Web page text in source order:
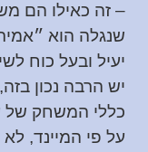
– זה כאילו הם
שנגלה הוא
יעיל ובעל כוח
יש הרבה נכון
כללי המשחק של
על פי המיינד,